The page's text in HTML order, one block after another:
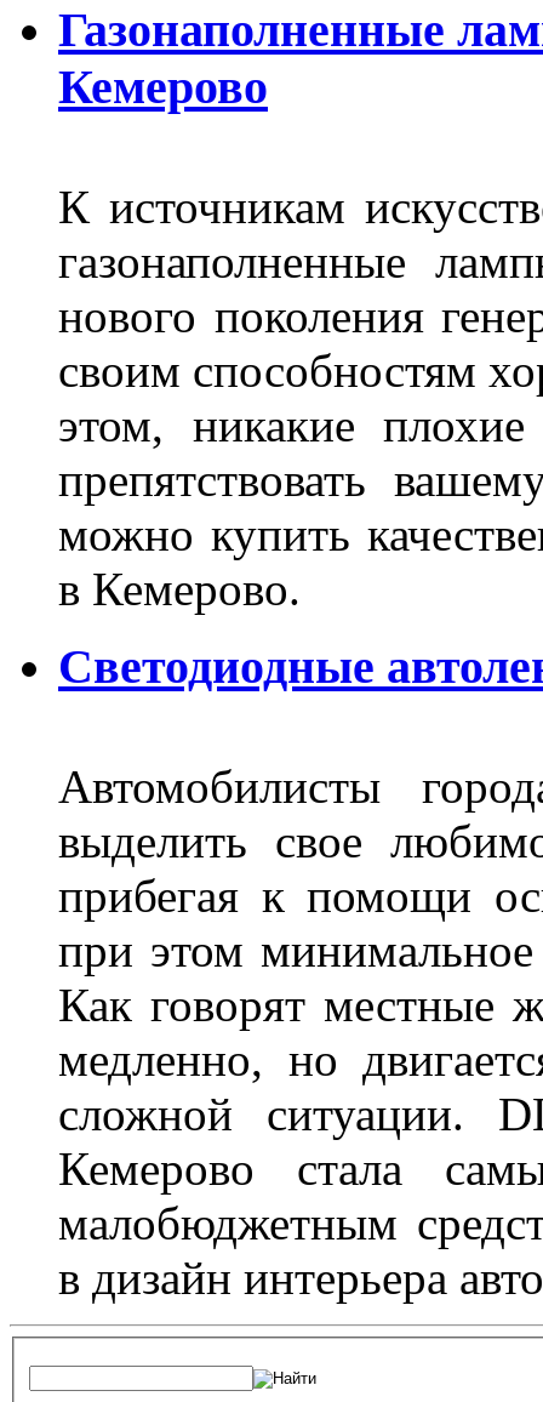
Газонаполненные
Кемерово
К источникам
газонаполненные
нового поколения
своим способностям
этом, никакие
препятствовать
можно купить
в Кемерово.
Светодиодные
Автомобилисты
выделить свое
прибегая к помощи
при этом минимальное
Как говорят местные
медленно, но
сложной ситуации.
Кемерово стала
малобюджетным
в дизайн интерьера